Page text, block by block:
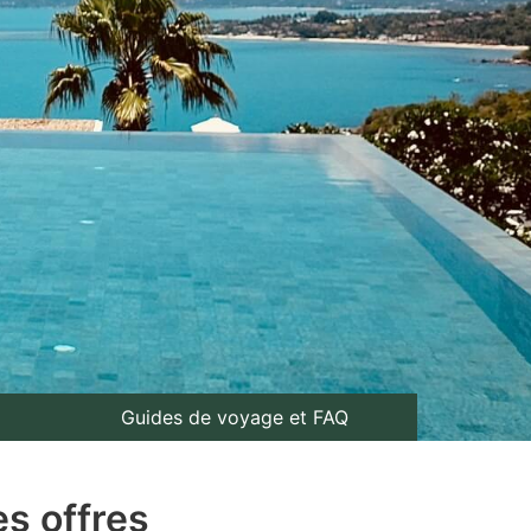
Guides de voyage et FAQ
offres